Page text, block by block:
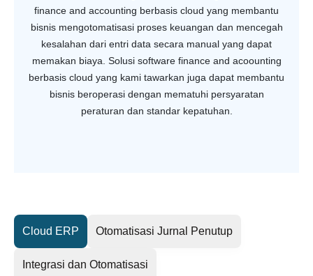
finance and accounting berbasis cloud yang membantu
bisnis mengotomatisasi proses keuangan dan mencegah
kesalahan dari entri data secara manual yang dapat
memakan biaya. Solusi software finance and acoounting
berbasis cloud yang kami tawarkan juga dapat membantu
bisnis beroperasi dengan mematuhi persyaratan
peraturan dan standar kepatuhan.
Cloud ERP Otomatisasi Jurnal Penutup
Integrasi dan Otomatisasi